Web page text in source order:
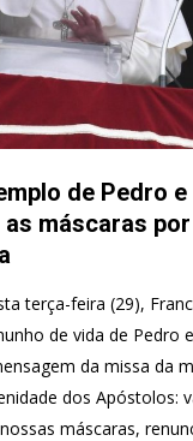
de Pedro e
as máscaras
terça-feira (29),
de vida de Pedro
da missa da
dos Apóstolos:
máscaras,